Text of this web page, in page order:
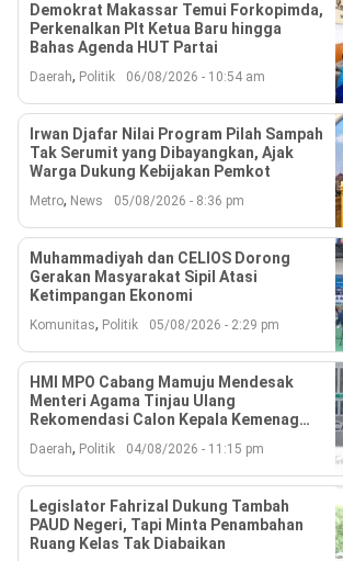
Demokrat Makassar Temui Forkopimda,
Perkenalkan Plt Ketua Baru hingga
Bahas Agenda HUT Partai
Daerah, Politik 06/08/2026 - 10:54 am
Irwan Djafar Nilai Program Pilah Sampah
Tak Serumit yang Dibayangkan, Ajak
Warga Dukung Kebijakan Pemkot
Metro, News 05/08/2026 - 8:36 pm
Muhammadiyah dan CELIOS Dorong
Gerakan Masyarakat Sipil Atasi
Ketimpangan Ekonomi
Komunitas, Politik 05/08/2026 - 2:29 pm
HMI MPO Cabang Mamuju Mendesak
Menteri Agama Tinjau Ulang
Rekomendasi Calon Kepala Kemenag
Daerah, Politik 04/08/2026 - 11:15 pm
Legislator Fahrizal Dukung Tambah
PAUD Negeri, Tapi Minta Penambahan
Ruang Kelas Tak Diabaikan